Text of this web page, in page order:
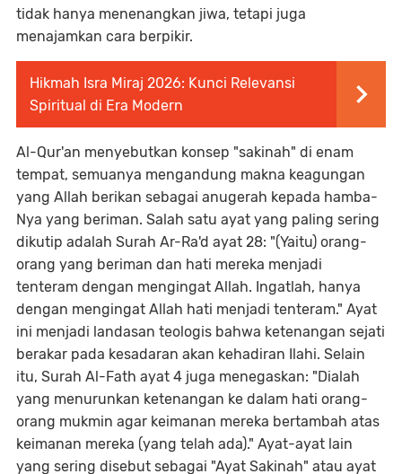
tidak hanya menenangkan jiwa, tetapi juga
menajamkan cara berpikir.
Hikmah Isra Miraj 2026: Kunci Relevansi
Spiritual di Era Modern
Al-Qur'an menyebutkan konsep "sakinah" di enam
tempat, semuanya mengandung makna keagungan
yang Allah berikan sebagai anugerah kepada hamba-
Nya yang beriman. Salah satu ayat yang paling sering
dikutip adalah Surah Ar-Ra'd ayat 28: "(Yaitu) orang-
orang yang beriman dan hati mereka menjadi
tenteram dengan mengingat Allah. Ingatlah, hanya
dengan mengingat Allah hati menjadi tenteram." Ayat
ini menjadi landasan teologis bahwa ketenangan sejati
berakar pada kesadaran akan kehadiran Ilahi. Selain
itu, Surah Al-Fath ayat 4 juga menegaskan: "Dialah
yang menurunkan ketenangan ke dalam hati orang-
orang mukmin agar keimanan mereka bertambah atas
keimanan mereka (yang telah ada)." Ayat-ayat lain
yang sering disebut sebagai "Ayat Sakinah" atau ayat